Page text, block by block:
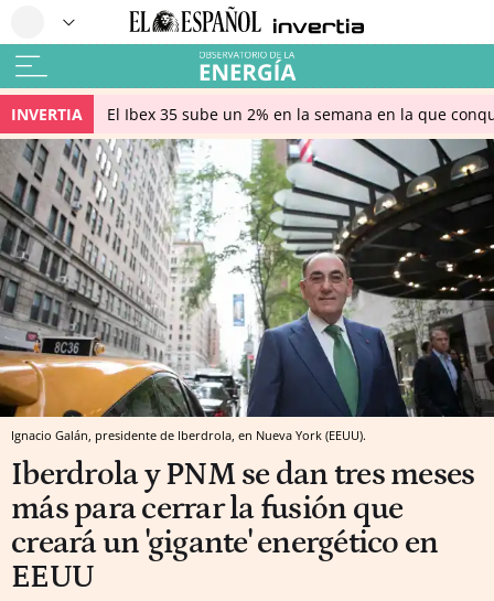
INVERTIA El Ibex 35 sube un 2% en la semana en la que
Ignacio Galán, presidente de Iberdrola, en Nueva York (EEUU).
Iberdrola y PNM se dan tres meses
más para cerrar la fusión que
creará un 'gigante' energético en
EEUU